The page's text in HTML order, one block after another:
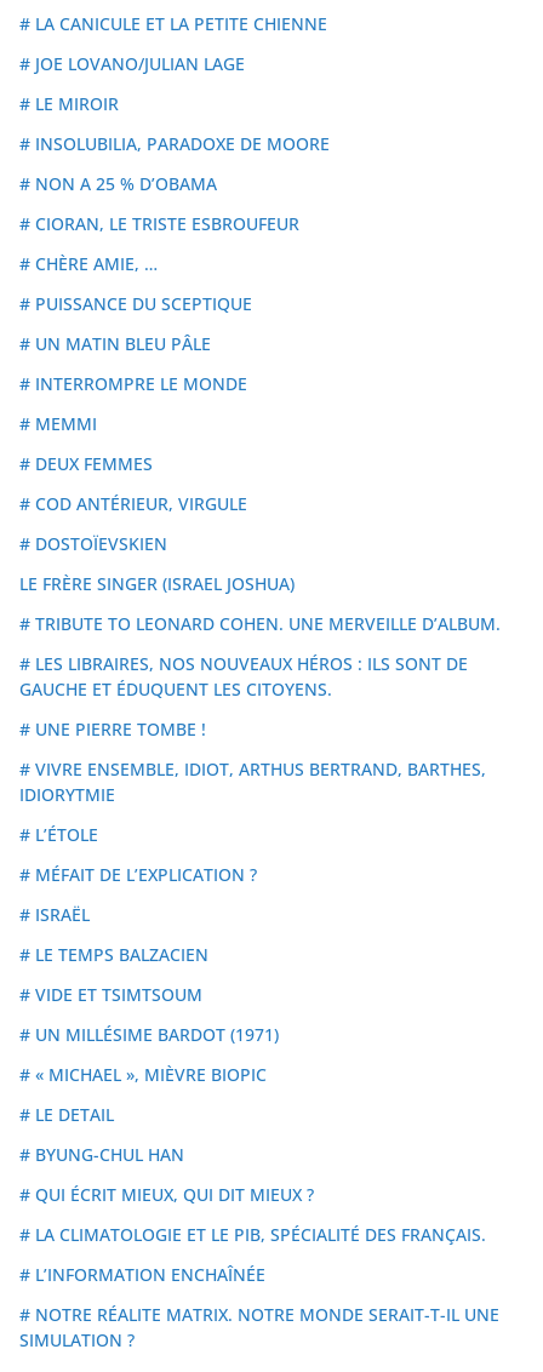
# LA CANICULE ET LA PETITE CHIENNE
# JOE LOVANO/JULIAN LAGE
# LE MIROIR
# INSOLUBILIA, PARADOXE DE MOORE
# NON A 25 % D’OBAMA
# CIORAN, LE TRISTE ESBROUFEUR
# CHÈRE AMIE, …
# PUISSANCE DU SCEPTIQUE
# UN MATIN BLEU PÂLE
# INTERROMPRE LE MONDE
# MEMMI
# DEUX FEMMES
# COD ANTÉRIEUR, VIRGULE
# DOSTOÏEVSKIEN
LE FRÈRE SINGER (ISRAEL JOSHUA)
# TRIBUTE TO LEONARD COHEN. UNE MERVEILLE D’ALBUM.
# LES LIBRAIRES, NOS NOUVEAUX HÉROS : ILS SONT DE
GAUCHE ET ÉDUQUENT LES CITOYENS.
# UNE PIERRE TOMBE !
# VIVRE ENSEMBLE, IDIOT, ARTHUS BERTRAND, BARTHES,
IDIORYTMIE
# L’ÉTOLE
# MÉFAIT DE L’EXPLICATION ?
# ISRAËL
# LE TEMPS BALZACIEN
# VIDE ET TSIMTSOUM
# UN MILLÉSIME BARDOT (1971)
# « MICHAEL », MIÈVRE BIOPIC
# LE DETAIL
# BYUNG-CHUL HAN
# QUI ÉCRIT MIEUX, QUI DIT MIEUX ?
# LA CLIMATOLOGIE ET LE PIB, SPÉCIALITÉ DES FRANÇAIS.
# L’INFORMATION ENCHAÎNÉE
# NOTRE RÉALITE MATRIX. NOTRE MONDE SERAIT-T-IL UNE
SIMULATION ?